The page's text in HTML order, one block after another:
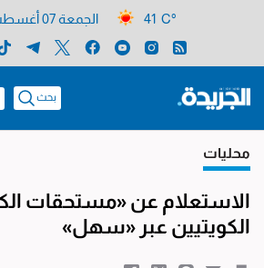
41 C° الجمعة 07 أغسطس 2026
بحث
محليات
الاستعلام عن «مستحقات
الكويتيين عبر «سهل»